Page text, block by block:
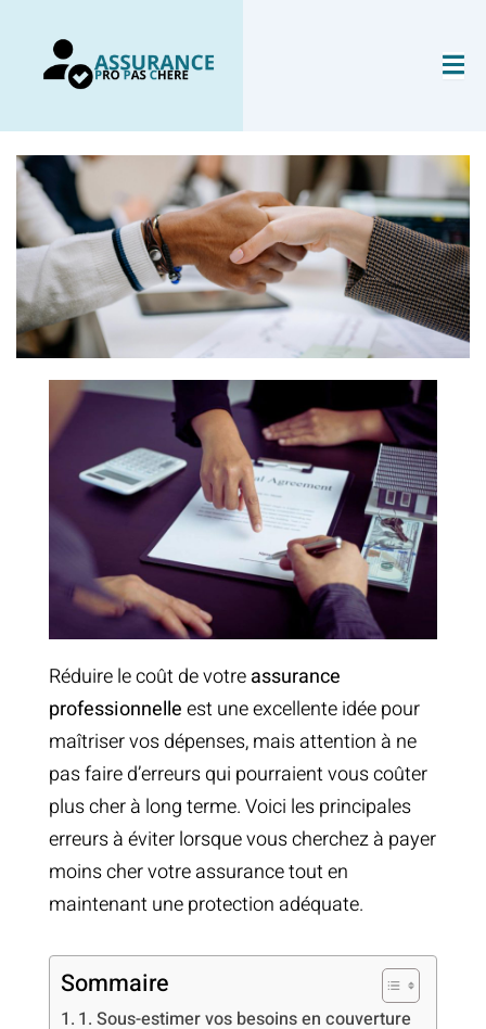
Réduire le coût de votreassurance
professionnelleest une excellente idée pour
maîtriser vos dépenses, mais attention à ne
pas faire d’erreurs qui pourraient vous coûter
plus cher à long terme. Voici les principales
erreurs à éviter lorsque vous cherchez à payer
moins cher votre assurance tout en
maintenant une protection adéquate.
Sommaire
1. Sous-estimer vos besoins en couverture